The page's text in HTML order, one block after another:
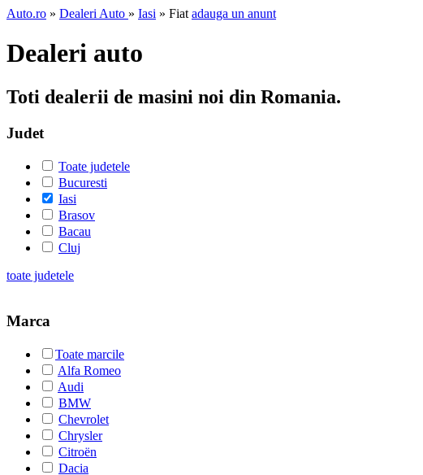
Auto.ro » Dealeri Auto » Iasi » Fiat adauga un anunt
Dealeri auto
Toti dealerii de masini noi din Romania.
Judet
Toate judetele
Bucuresti
Iasi
Brasov
Bacau
Cluj
toate judetele
Marca
Toate marcile
Alfa Romeo
Audi
BMW
Chevrolet
Chrysler
Citroën
Dacia